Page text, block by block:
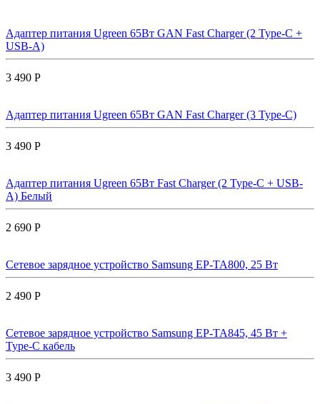
Адаптер питания Ugreen 65Вт GAN Fast Charger (2 Type-C +
USB-A)
3 490 Р
Адаптер питания Ugreen 65Вт GAN Fast Charger (3 Type-C)
3 490 Р
Адаптер питания Ugreen 65Вт Fast Charger (2 Type-C + USB-
A) Белый
2 690 Р
Сетевое зарядное устройство Samsung EP-TA800, 25 Вт
2 490 Р
Сетевое зарядное устройство Samsung EP-TA845, 45 Вт +
Type-C кабель
3 490 Р